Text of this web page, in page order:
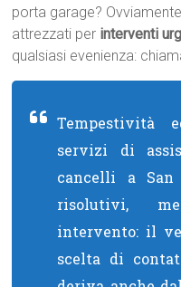
porta garage?
attrezzati per interventi
qualsiasi evenienza:
Tempestività
servizi di
cancelli a San
risolutivi,
intervento: il
scelta di